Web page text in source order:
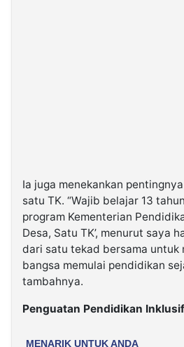
Ia juga menekankan
satu TK. “Wajib belajar 13
program Kementerian
Desa, Satu TK’, menurut saya
dari satu tekad bersama untuk
bangsa memulai pendidikan
tambahnya.
Penguatan Pendidikan